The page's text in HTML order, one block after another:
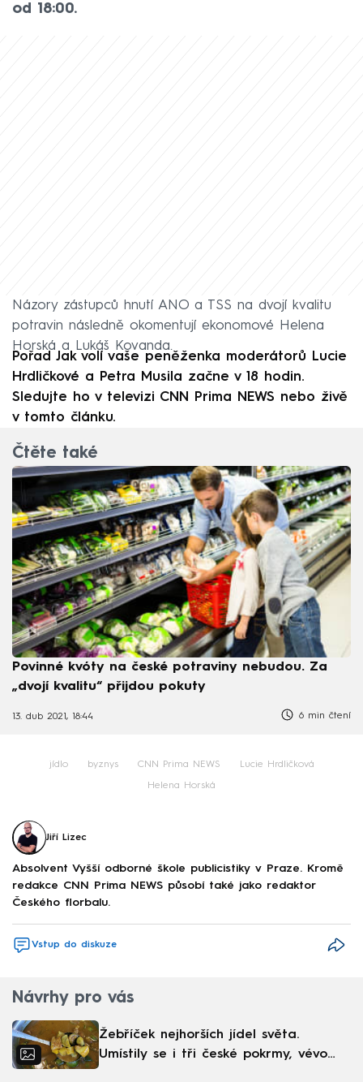
od 18:00.
Názory zástupců hnutí ANO a TSS na dvojí kvalitu
potravin následně okomentují ekonomové Helena
Horská a Lukáš Kovanda.
Pořad Jak volí vaše peněženka moderátorů Lucie
Hrdličkové a Petra Musila začne v 18 hodin.
Sledujte ho v televizi CNN Prima NEWS nebo živě
v tomto článku.
Čtěte také
Povinné kvóty na české potraviny nebudou. Za
„dvojí kvalitu“ přijdou pokuty
13. dub 2021, 18:44 6 min čtení
jídlo byznys CNN Prima NEWS Lucie Hrdličková
Helena Horská
Jiří Lizec
Absolvent Vyšší odborné škole publicistiky v Praze. Kromě
redakce CNN Prima NEWS působí také jako redaktor
Českého florbalu.
Vstup do diskuze
Návrhy pro vás
Žebříček nejhorších jídel světa.
Umístily se i tři české pokrmy, vévodí